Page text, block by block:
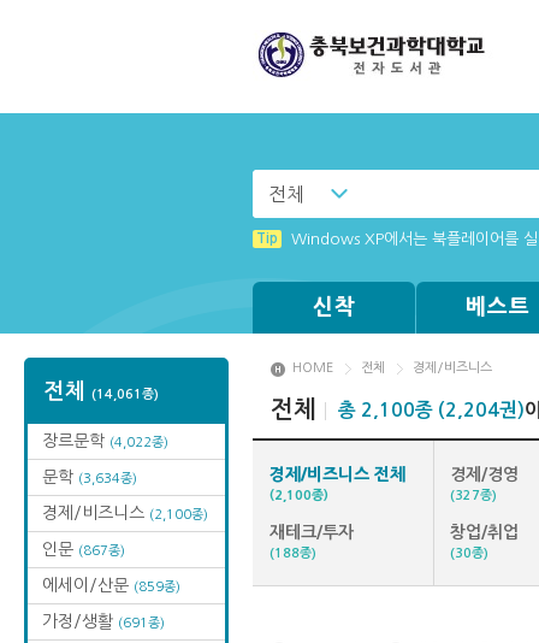
전체
Tip Windows XP에서는 북플레이어를
신착 베스트
전체 (14,061종)
장르문학 (4,022종)
문학 (3,634종)
경제/비즈니스 (2,100종)
인문 (867종)
에세이/산문 (859종)
가정/생활 (691종)
HOME 전체 경제/비즈니스
전체 총 2,100종 (2,204권)
경제/비즈니스 전체
(2,100종)
경제/경영
(327종)
재테크/투자
(188종)
창업/취업
(30종)